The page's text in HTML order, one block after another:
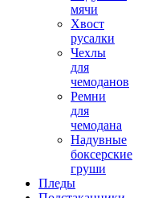
мячи
Хвост
русалки
Чехлы
для
чемоданов
Ремни
для
чемодана
Надувные
боксерские
груши
Пледы